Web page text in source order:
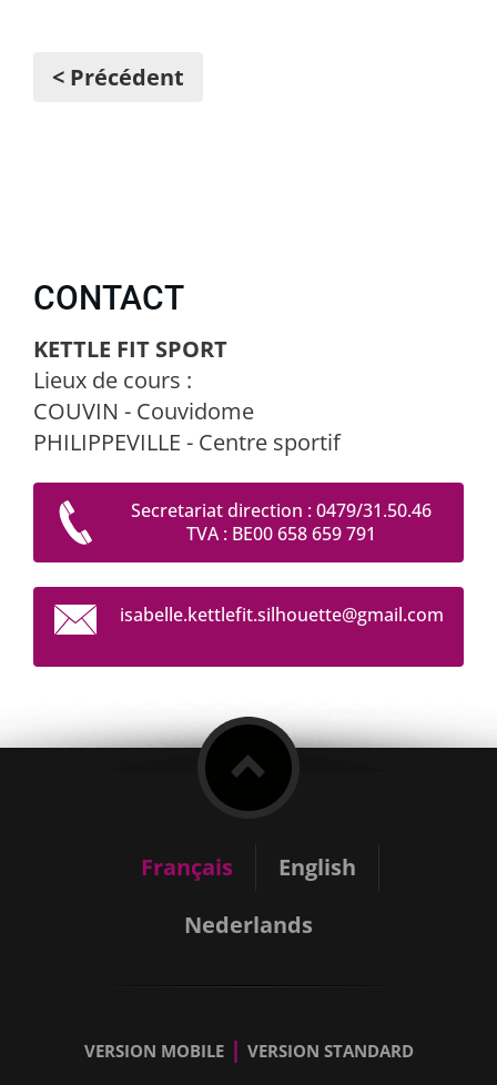
< Précédent
CONTACT
KETTLE FIT SPORT
Lieux de cours :
COUVIN - Couvidome
PHILIPPEVILLE - Centre sportif
Secretariat direction : 0479/31.50.46
TVA : BE00 658 659 791
isabelle.kettlefit.silhouette@gmail.com
Français
English
Nederlands
VERSION MOBILE | VERSION STANDARD